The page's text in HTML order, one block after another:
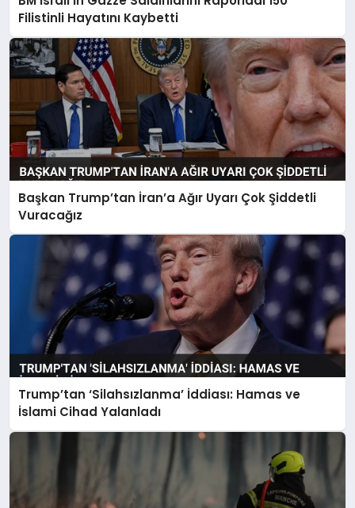
Filistinli Hayatını Kaybetti
Başkan Trump’tan İran’a Ağır Uyarı Çok Şiddetli
Vuracağız
Trump’tan ‘Silahsızlanma’ İddiası: Hamas ve
İslami Cihad Yalanladı